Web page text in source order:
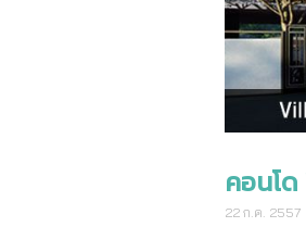
คอนโ
22 ก.ค. 2557